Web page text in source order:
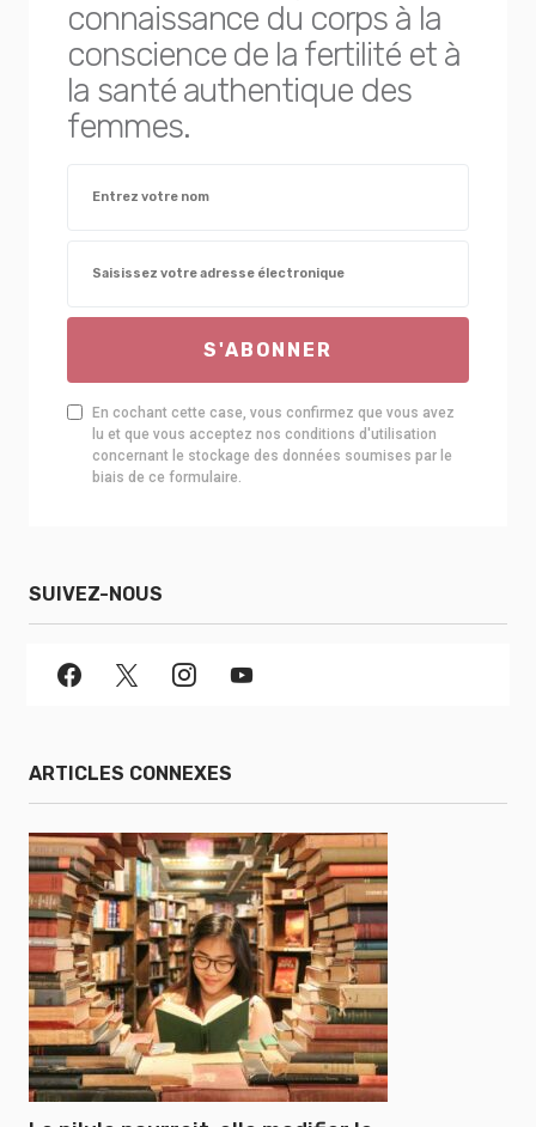
connaissance du corps à la
conscience de la fertilité et à
la santé authentique des
femmes.
S'ABONNER
En cochant cette case, vous confirmez que vous avez
lu et que vous acceptez nos conditions d'utilisation
concernant le stockage des données soumises par le
biais de ce formulaire.
SUIVEZ-NOUS
ARTICLES CONNEXES